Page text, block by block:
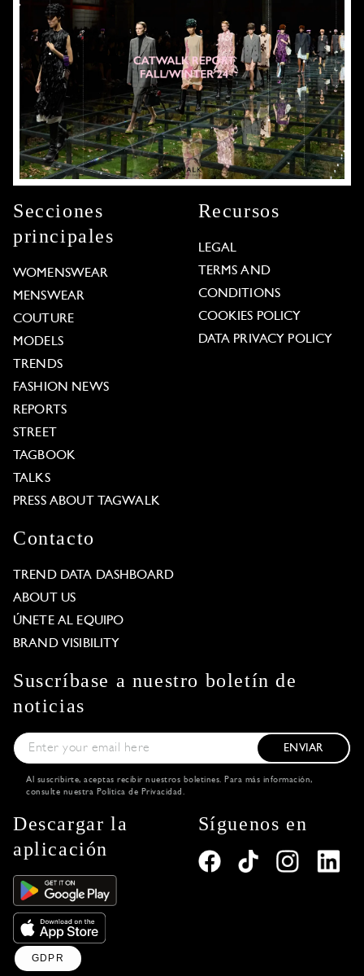
Secciones
principales
WOMENSWEAR
MENSWEAR
COUTURE
MODELS
TRENDS
FASHION NEWS
REPORTS
STREET
TAGBOOK
TALKS
PRESS ABOUT TAGWALK
Recursos
LEGAL
TERMS AND
CONDITIONS
COOKIES POLICY
DATA PRIVACY POLICY
Contacto
TREND DATA DASHBOARD
ABOUT US
ÚNETE AL EQUIPO
BRAND VISIBILITY
Suscríbase a nuestro boletín de
noticias
ENVIAR
Al suscribirte, aceptas recibir nuestros boletines. Para más información,
consulte nuestra Política de Privacidad .
Descargar la
aplicación
Síguenos en
GDPR